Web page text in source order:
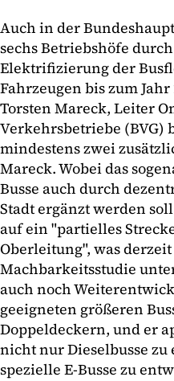
Auch in der
sechs Betriebshöfe
Elektrifizierung der
Fahrzeugen bis zum
Torsten Mareck, Leiter
Verkehrsbetriebe (BVG)
mindestens zwei
Mareck. Wobei das
Busse auch durch
Stadt ergänzt werden
auf ein "partielles
Oberleitung", was
Machbarkeitsstudie
auch noch
geeigneten größeren
Doppeldeckern, und er
nicht nur Dieselbusse
spezielle E-Busse zu